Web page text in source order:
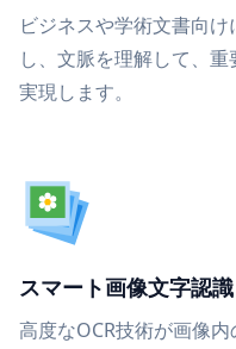
ビジネスや学術文書向
し、文脈を理解して、
実現します。
スマート画像文字認
高度なOCR技術が画像